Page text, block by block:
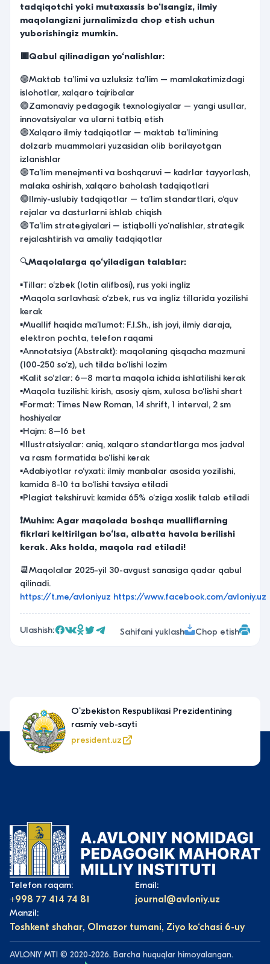
tadqiqotchi yoki mutaxassis bo‘lsangiz, ilmiy
maqolangizni jurnalimizda chop etish uchun
yuborishingiz mumkin.
🟥Qabul qilinadigan yo‘nalishlar:
🟣Maktab ta’limi va uzluksiz ta’lim – mamlakatimizdagi
islohotlar, xalqaro tajribalar
🟣Zamonaviy pedagogik texnologiyalar – yangi usullar,
innovatsiyalar va ularni tatbiq etish
🟣Xalqaro ilmiy tadqiqotlar – maktab ta’limining
dolzarb muammolari yuzasidan olib borilayotgan
izlanishlar
🟣Ta’lim menejmenti va boshqaruvi – kadrlar tayyorlash,
malaka oshirish, xalqaro baholash tadqiqotlari
🟣Ilmiy-uslubiy tadqiqotlar – ta’lim standartlari, o‘quv
rejalar va dasturlarni ishlab chiqish
🟣Ta’lim strategiyalari – istiqbolli yo‘nalishlar, strategik
rejalashtirish va amaliy tadqiqotlar
🔍Maqolalarga qo‘yiladigan talablar:
▪️Tillar: o‘zbek (lotin alifbosi), rus yoki ingliz
▪️Maqola sarlavhasi: o‘zbek, rus va ingliz tillarida yozilishi
kerak
▪️Muallif haqida ma’lumot: F.I.Sh., ish joyi, ilmiy daraja,
elektron pochta, telefon raqami
▪️Annotatsiya (Abstrakt): maqolaning qisqacha mazmuni
(100-250 so‘z), uch tilda bo‘lishi lozim
▪️Kalit so‘zlar: 6–8 marta maqola ichida ishlatilishi kerak
▪️Maqola tuzilishi: kirish, asosiy qism, xulosa bo‘lishi shart
▪️Format: Times New Roman, 14 shrift, 1 interval, 2 sm
hoshiyalar
▪️Hajm: 8–16 bet
▪️Illustratsiyalar: aniq, xalqaro standartlarga mos jadval
va rasm formatida bo‘lishi kerak
▪️Adabiyotlar ro‘yxati: ilmiy manbalar asosida yozilishi,
kamida 8-10 ta bo‘lishi tavsiya etiladi
▪️Plagiat tekshiruvi: kamida 65% o‘ziga xoslik talab etiladi
❗️Muhim: Agar maqolada boshqa mualliflarning
fikrlari keltirilgan bo‘lsa, albatta havola berilishi
kerak. Aks holda, maqola rad etiladi!
📆Maqolalar 2025-yil 30-avgust sanasiga qadar qabul
qilinadi.
https://t.me/avloniyuz https://www.facebook.com/avloniy.uz
Ulashish: Sahifani yuklash Chop etish
Oʻzbekiston Respublikasi Prezidentining
rasmiy veb-sayti
president.uz
Telefon raqam:
+998 77 414 74 81
Email:
journal@avloniy.uz
Manzil:
Toshkent shahar, Olmazor tumani, Ziyo ko‘chasi 6-uy
AVLONIY MTI © 2020-2026. Barcha huquqlar himoyalangan.